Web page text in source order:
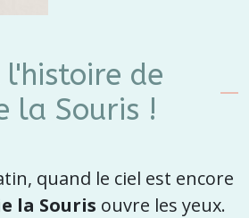
l'histoire de
la Souris !
quand le ciel est encore
la Souris ouvre les yeux.